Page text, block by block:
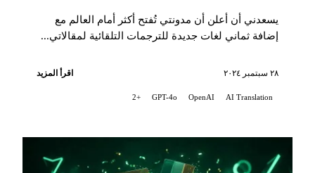
يسعدني أن أعلن أن مدونتي تُفتح أكثر أمام العالم مع
إضافة ثماني لغات جديدة للترجمات التلقائية لمقالاتي...
٢٨ سبتمبر ٢٠٢٤ اقرأ المزيد
AI Translation
OpenAI
GPT-4o
+2